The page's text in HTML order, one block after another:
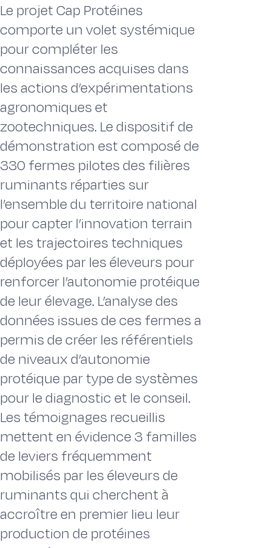
Le projet Cap Protéines
comporte un volet systémique
pour compléter les
connaissances acquises dans
les actions d’expérimentations
agronomiques et
zootechniques. Le dispositif de
démonstration est composé de
330 fermes pilotes des filières
ruminants réparties sur
l’ensemble du territoire national
pour capter l’innovation terrain
et les trajectoires techniques
déployées par les éleveurs pour
renforcer l’autonomie protéique
de leur élevage. L’analyse des
données issues de ces fermes a
permis de créer les référentiels
de niveaux d’autonomie
protéique par type de systèmes
pour le diagnostic et le conseil.
Les témoignages recueillis
mettent en évidence 3 familles
de leviers fréquemment
mobilisés par les éleveurs de
ruminants qui cherchent à
accroître en premier lieu leur
production de protéines